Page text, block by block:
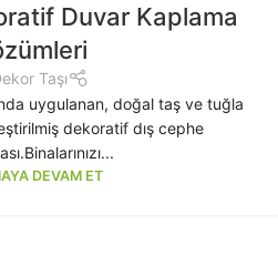
Duvar Kaplama
Taşı
uygulanan, doğal taş ve tuğla
dekoratif dış cephe
DEVAM ET